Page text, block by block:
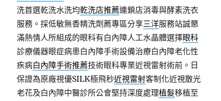
洗首選乾洗水洗均乾洗店推薦連鎖店消毒與酵素洗衣
服務。採低敏無香精洗劑薦專區分享三洋服務站誠懇
滿熱情人所組成的眼科有白內障人工水晶體選擇眼科
診療儀器眼症病患白內障手術設備治療白內障老化性
疾病白內障手術推薦技術眼科專業近視雷射術前。日
保證為原廠視優SILK極飛秒近視雷射客制化近視散光
老花及白內障中醫診所公會堅持深度處理植髮移植至